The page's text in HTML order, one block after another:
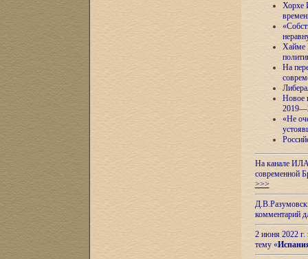
Хорхе
Хайме
На
Новое
«Не
На канале ИЛА
современной
>>>
комментарий
2 июня 2022 г.
тему «